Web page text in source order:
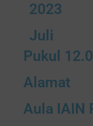
2023
Juli
Pukul
Alamat
Aula IAIN